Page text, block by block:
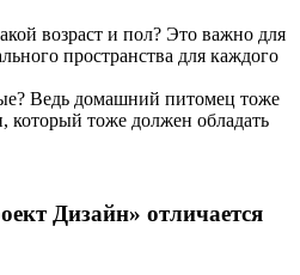
возраст и пол? Это важно для
пространства для каждого
Ведь домашний питомец тоже
который тоже должен обладать
Дизайн» отличается